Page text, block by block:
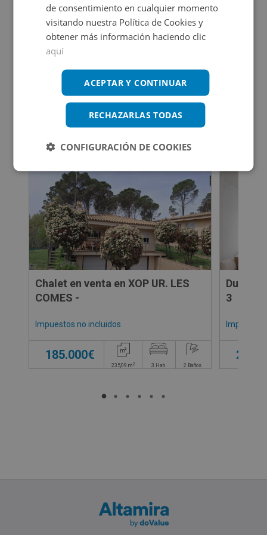
Certificado energético
en trámite.
Inmuebles que te pueden interesar
Chalet en venta en XOP UR. LES
COMES -
Impuestos no incluidos
185.000€
235,09 m2 3 Hab. 2 Baños
Duplex
3
de consentimiento en cualquier momento
visitando nuestra Política de Cookies y
obtener más información haciendo clic
aquí
ACEPTAR Y CONTINUAR
RECHAZARLAS TODAS
CONFIGURACIÓN DE COOKIES